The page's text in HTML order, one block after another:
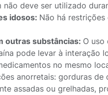
não deve ser utilizado
idosos: Não há
outras substâncias: O
pode levar à interação
no mesmo
anorretais: gorduras
assadas ou grelhadas,